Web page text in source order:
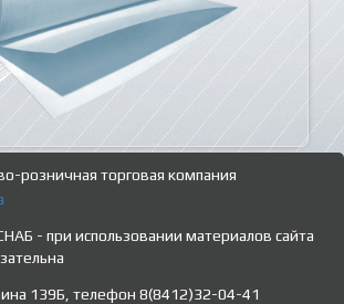
розничная торговая компания
- при использовании материалов сайта
139Б, телефон 8(8412)32-04-41